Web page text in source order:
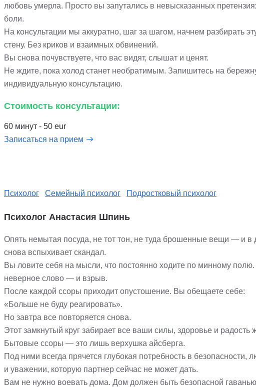
любовь умерла. Просто вы запутались в невысказанных
боли.
На консультации мы аккуратно, шаг за шагом, начнем разбирать
стену. Без криков и взаимных обвинений.
Вы снова почувствуете, что вас видят, слышат и ценят.
Не ждите, пока холод станет необратимым. Запишитесь на
индивидуальную консультацию.
Стоимость консультации:
60 минут - 50 eur
Записаться на прием
Психолог Семейный психолог Подростковый психолог
Психолог Анастасия Шпинь
Опять немытая посуда, не тот тон, не туда брошенные вещи — и в
снова вспыхивает скандал.
Вы ловите себя на мысли, что постоянно ходите по минному
неверное слово — и взрыв.
После каждой ссоры приходит опустошение. Вы обещаете себе:
«Больше не буду реагировать».
Но завтра все повторяется снова.
Этот замкнутый круг забирает все ваши силы, здоровье и радость
Бытовые ссоры — это лишь верхушка айсберга.
Под ними всегда прячется глубокая потребность в безопасности,
и уважении, которую партнер сейчас не может дать.
Вам не нужно воевать дома. Дом должен быть безопасной